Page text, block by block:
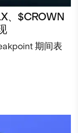
、$CROWN
期间表